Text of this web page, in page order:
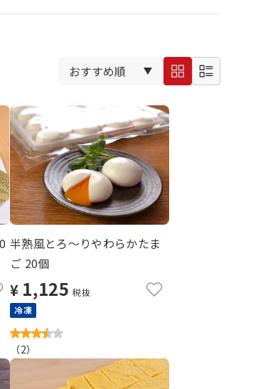
半熟風とろ～りやわらかたま
ご 20個
¥ 1,125 税抜
冷凍
（2）